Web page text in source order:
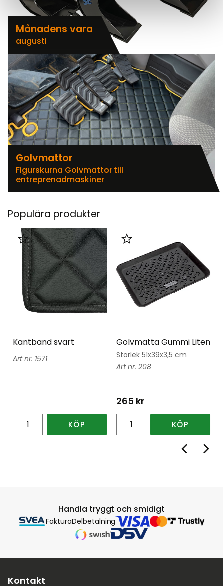
Månadens vara
augusti
Golvmattor
Figurskurna Golvmattor till
entreprenadmaskiner
Populära produkter
Kantband svart
1571
Lägg till i favoriter
KÖP
Golvmatta Gummi Liten
Storlek 51x39x3,5 cm
208
265 kr
Lägg till i favoriter
KÖP
Handla tryggt och smidigt
FakturaDelbetalning
Kontakt